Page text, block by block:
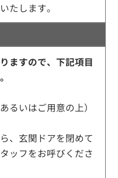
たします。
ますので、下記項目
るいはご用意の上）
、玄関ドアを閉めて
ッフをお呼びくださ